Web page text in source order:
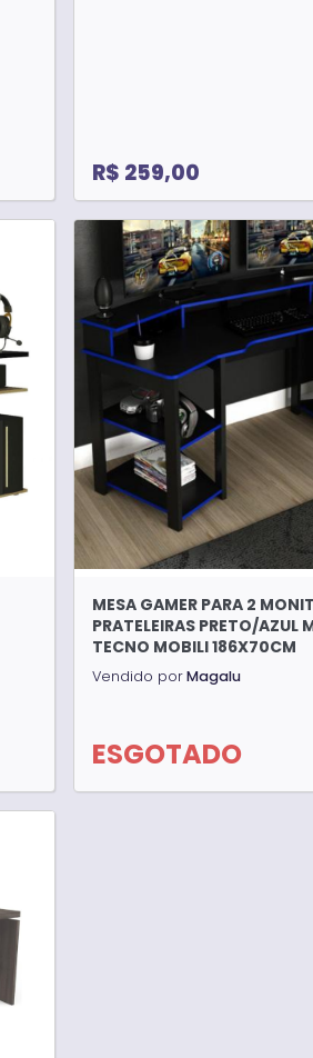
R$ 259,00
MESA GAMER PARA 2
PRATELEIRAS PRETO/AZUL
TECNO MOBILI 186X70CM
Vendido porMagalu
ESGOTADO